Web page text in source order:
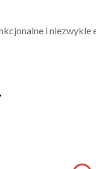
i niezwykle